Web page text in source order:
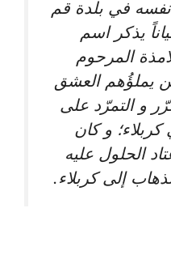
في بلدة قم
يذكر اسم
المرحوم
يملؤُهم العشق
و التمرّد على
و كان
الحلول عليه
إلى كربلاء.